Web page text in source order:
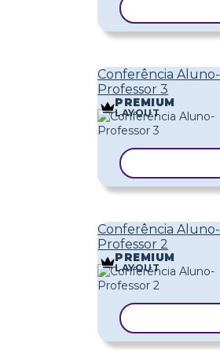
Conferência Aluno-
Professor 3
PREMIUM
LAYOUT
Conferência Aluno-
Professor 2
PREMIUM
LAYOUT